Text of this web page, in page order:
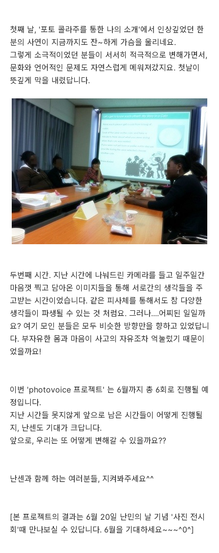
첫째 날, '포토 콜라주를 통한 나의 소개'에서 인상깊었던 한
분의 사연이 지금까지도 잔~하게 가슴을 울리네요.
그렇게 소극적이었던 분들이 서서히 적극적으로 변해가면서,
문화와 언어적인 문제도 자연스럽게 메워져갔지요. 첫날이
뜻깊게 막을 내렸답니다.
두번째 시간. 지난 시간에 나눠드린 카메라를 들고 일주일간
마음껏 찍고 담아온 이미지들을 통해 서로간의 생각들을 주
고받는 시간이었습니다. 같은 피사체를 통해서도 참 다양한
생각들이 파생될 수 있는 것 처럼요. 그러나....어찌된 일일까
요? 여기 모인 분들은 모두 비슷한 방향만을 향하고 있었답니
다. 부자유한 몸과 마음이 사고의 자유조차 억눌렀기 때문이
었을까요!
이번 'photovoice 프로젝트' 는 6월까지 총 6회로 진행될 예
정입니다.
지난 시간들 못지않게 앞으로 남은 시간들이 어떻게 진행될
지, 난센도 기대가 크답니다.
앞으로, 우리는 또 어떻게 변해갈 수 있을까요??
난센과 함께 하는 여러분들, 지켜봐주세요^^
[본 프로젝트의 결과는 6월 20일 난민의 날 기념 '사진 전시
회'때 만나보실 수 있답니다. 6월을 기대하세요~~~^0^]